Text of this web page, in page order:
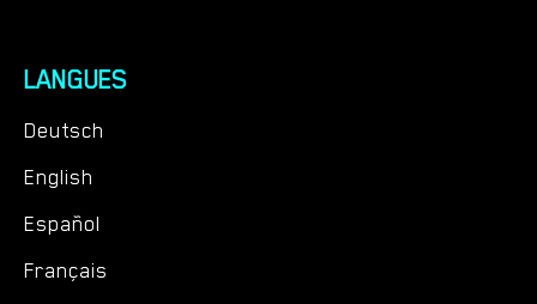
LANGUES
Deutsch
English
Español
Français